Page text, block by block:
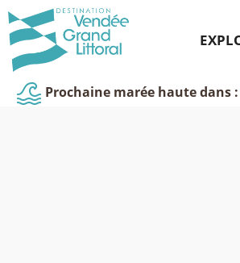
Prochaine marée haute dans :